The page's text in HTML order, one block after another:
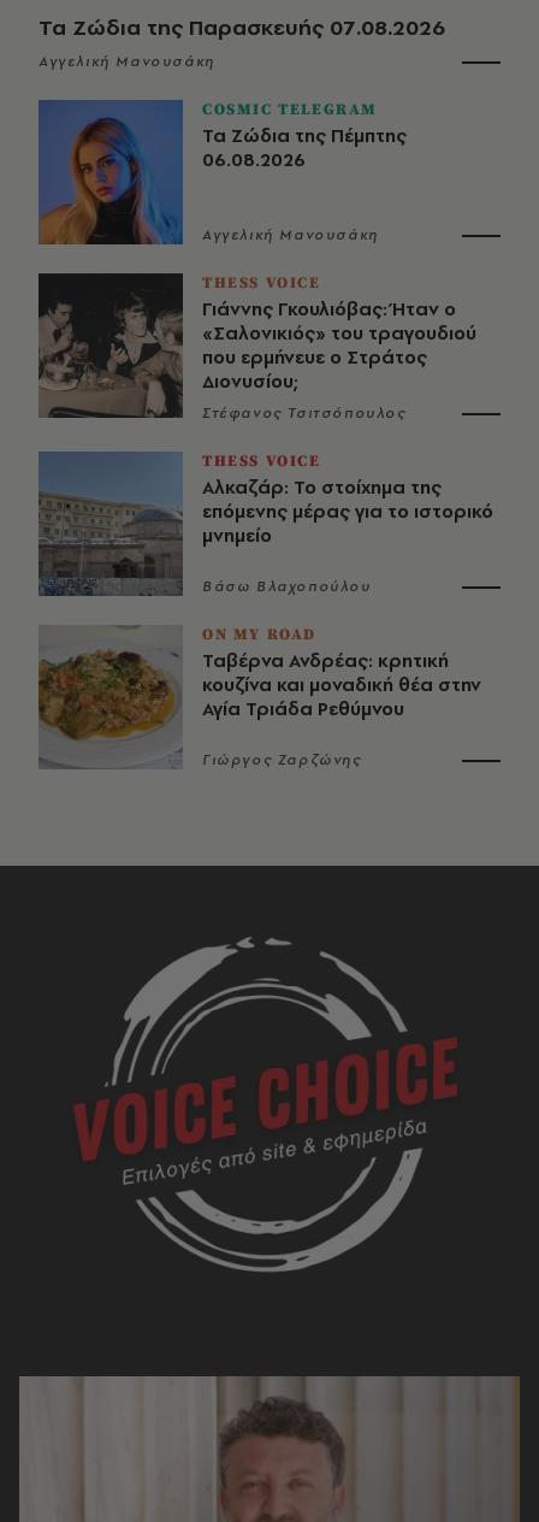
Τα Ζώδια της Παρασκευής 07.08.2026
Αγγελική Μανουσάκη
COSMIC TELEGRAM
Τα Ζώδια της Πέμπτης
06.08.2026
Αγγελική Μανουσάκη
THESS VOICE
Γιάννης Γκουλιόβας: Ήταν ο
«Σαλονικιός» του τραγουδιού
που ερμήνευε ο Στράτος
Διονυσίου;
Στέφανος Τσιτσόπουλος
THESS VOICE
Αλκαζάρ: Το στοίχημα της
επόμενης μέρας για το ιστορικό
μνημείο
Βάσω Βλαχοπούλου
ON MY ROAD
Ταβέρνα Ανδρέας: κρητική
κουζίνα και μοναδική θέα στην
Αγία Τριάδα Ρεθύμνου
Γιώργος Ζαρζώνης